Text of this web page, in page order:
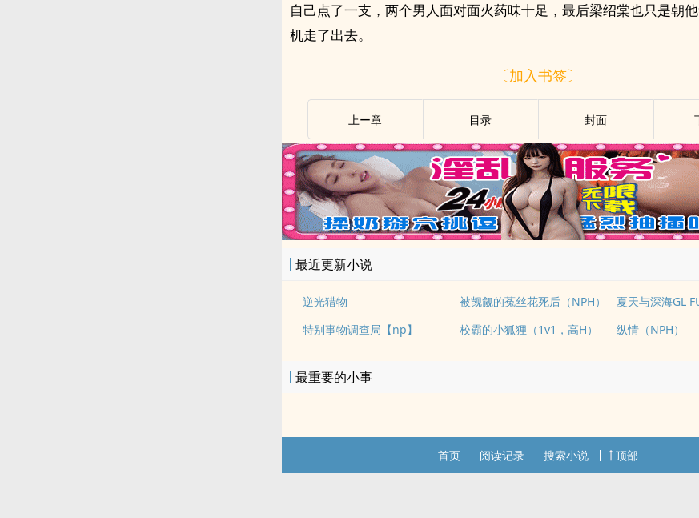
自己点了一支，两个男人面对面火药味十足，最后梁绍棠也只是朝
机走了出去。
〔加入书签〕
上ー章 目录 封面
最近更新小说
逆光猎物 被觊觎的菟丝花死后（NPH）
夏天与深海GL
特别事物调查局【np】
校霸的小狐狸（1v1，高H） 纵情（NPH）
最重要的小事
首页 阅读记录 搜索小说 顶部